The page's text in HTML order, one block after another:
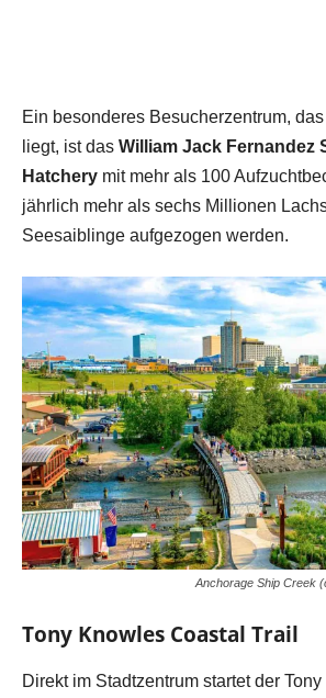
Ein besonderes Besucherzentrum,
liegt, ist das William Jack Fernandez
Hatchery mit mehr als 100
jährlich mehr als sechs Millionen
Seesaiblinge aufgezogen werden.
Anchorage Ship Creek
Tony Knowles Coastal Trail
Direkt im Stadtzentrum startet der